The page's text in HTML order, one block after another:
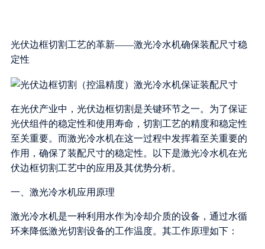
光伏边框切割工艺的革新——激光冷水机确保装配尺寸稳
定性
在光伏产业中，光伏边框切割是关键环节之一。为了保证
光伏组件的稳定性和使用寿命，切割工艺的精度和稳定性
至关重要。而激光冷水机在这一过程中发挥着至关重要的
作用，确保了装配尺寸的稳定性。以下是激光冷水机在光
伏边框切割工艺中的应用及其优势分析。
一、激光冷水机应用原理
激光冷水机是一种利用水作为冷却介质的设备，通过水循
环来降低激光切割设备的工作温度。其工作原理如下：